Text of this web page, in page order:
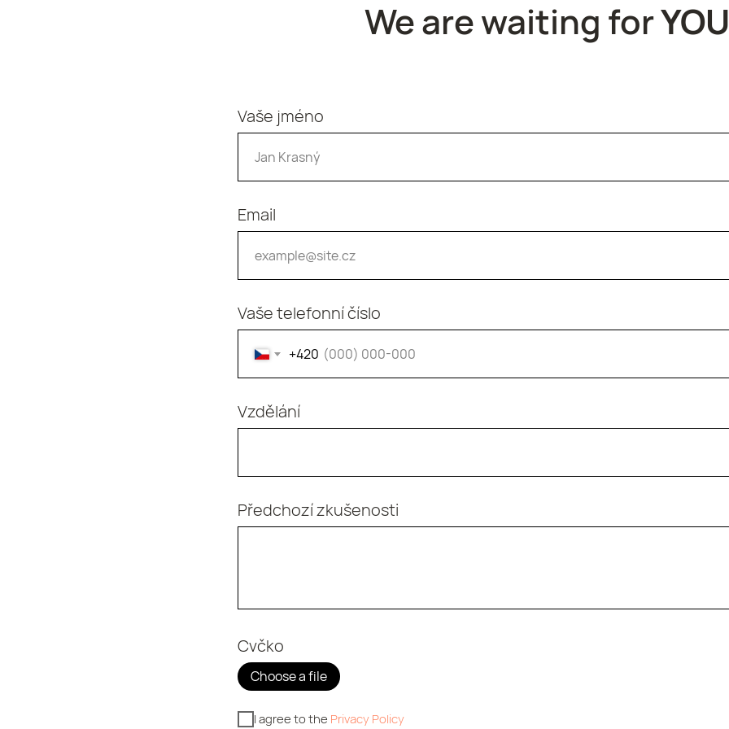
We are waiting forYOU
Vaše jméno
Email
Vaše telefonní číslo
+420
Vzdělání
Předchozí zkušenosti
Cvčko
Choose a file
I agree to the Privacy Policy